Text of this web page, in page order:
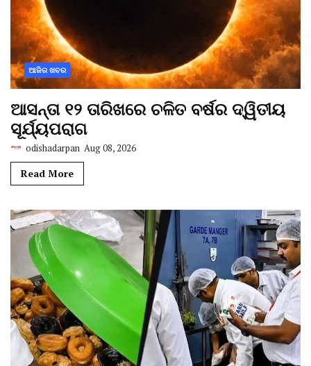
ଆଜିର ଖବର
ଆସନ୍ତା ୧୨ ତାରିଖରେ ଚଳିତ ବର୍ଷର ଦ୍ୱିତୀୟ
ସୂର୍ଯ୍ୟପରାଗ
odishadarpan Aug 08, 2026
Read More